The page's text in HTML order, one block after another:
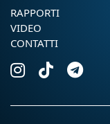
RAPPORTI
VIDEO
CONTATTI